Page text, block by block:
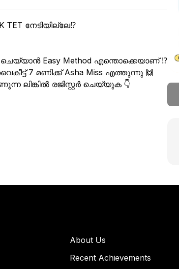
നേടിയില്ലേ⁉️
ചെയ്യാൻ Easy Method എന്തൊക്കെയാണ് ⁉️
7 മണിക്ക് Asha Miss എത്തുന്നു 🙌
ലിങ്കിൽ രജിസ്റ്റർ ചെയ്യുക 👇
About Us
Recent Achievements